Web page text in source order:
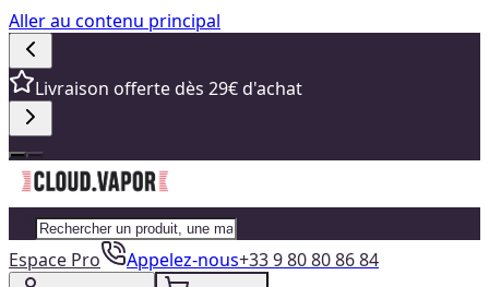
Aller au contenu principal
Livraison offerte dès 29€ d'achat
Espace Pro Appelez-nous+33 9 80 80 86 84